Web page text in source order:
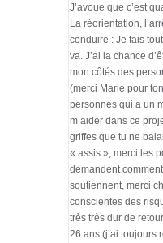
J’avoue que c’est
La réorientation,
conduire : Je fais
va. J’ai la chance
mon côtés des
(merci Marie pour
personnes qui a un
m’aider dans ce
griffes que tu ne
« assis », merci les
demandent
soutiennent, merci
conscientes des
très très dur de
26 ans (j’ai toujours